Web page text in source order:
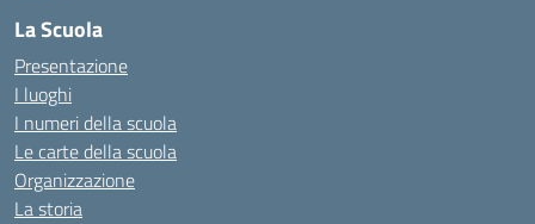
La Scuola
Presentazione
I luoghi
I numeri della scuola
Le carte della scuola
Organizzazione
La storia